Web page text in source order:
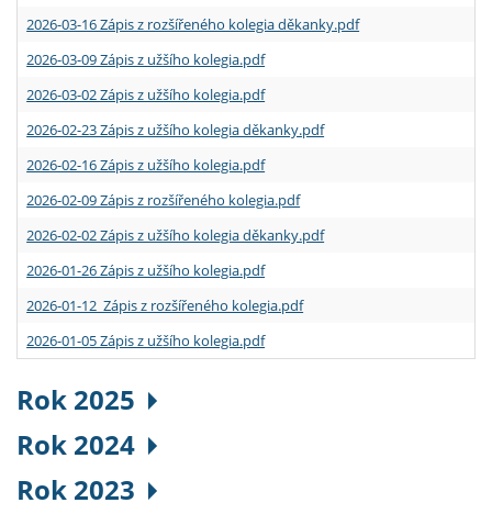
2026-03-16 Zápis z rozšířeného kolegia děkanky.pdf
2026-03-09 Zápis z užšího kolegia.pdf
2026-03-02 Zápis z užšího kolegia.pdf
2026-02-23 Zápis z užšího kolegia děkanky.pdf
2026-02-16 Zápis z užšího kolegia.pdf
2026-02-09 Zápis z rozšířeného kolegia.pdf
2026-02-02 Zápis z užšího kolegia děkanky.pdf
2026-01-26 Zápis z užšího kolegia.pdf
2026-01-12 Zápis z rozšířeného kolegia.pdf
2026-01-05 Zápis z užšího kolegia.pdf
Rok 2025
Rok 2024
Rok 2023